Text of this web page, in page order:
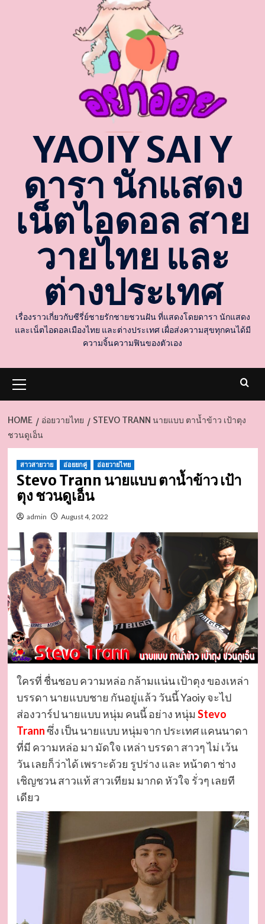
YAOIY SAI Y
ดารา นักแสดง
เน็ตไอดอล สาย
วายไทย และ
ต่างประเทศ
เรื่องราวเกี่ยวกับซีรี่ย์ชายรักชายชวนฝัน ที่แสดงโดยดารา นักแสดง
และเน็ตไอดอลเมืองไทย และต่างประเทศ เผื่อส่งความสุขทุกคนได้มี
ความจิ้นความฟินของตัวเอง
Menu
HOME อ่อยวายไทย
STEVO TRANN นายแบบ ตาน้ำข้าว เป้าตุง
ชวนดูเอ็น
สาวสายวาย อ่อยยกคู่ อ่อยวายไทย
Stevo Trann นายแบบ ตาน้ำข้าว เป้า
ตุง ชวนดูเอ็น
admin August 4, 2022
ใครที่ ชื่นชอบ ความหล่อ กล้ามแน่น เป้าตุง ของเหล่า
บรรดา นายแบบชาย กันอยู่แล้ว วันนี้ Yaoiy จะไป
ส่องวาร์ป นายแบบ หนุ่ม คนนี้ อย่าง หนุ่ม Stevo
Trannซึ่ง เป็น นายแบบ หนุ่มจาก ประเทศ แคนนาดา
ที่มี ความหล่อ มา มัดใจ เหล่า บรรดา สาวๆ ไม่ เว้น
วัน เลยก็ว่าได้ เพราะด้วย รูปร่าง และ หน้าตา ช่าง
เชิญชวน สาวแท้ สาวเทียม มากด หัวใจ รั่วๆ เลยที
เดียว